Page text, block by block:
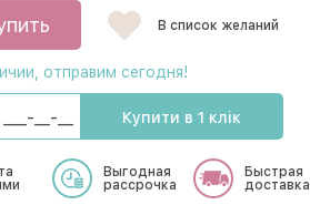
В список желаний
отправим сегодня!
Купити в 1 клік
Выгодная
рассрочка
Быстрая
доставка